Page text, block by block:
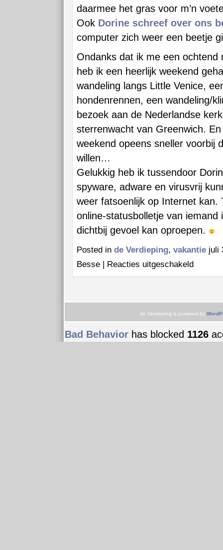
daarmee het gras voor m’n
Ook Dorine schreef over ons
computer zich weer een beetje
Ondanks dat ik me een ochtend
heb ik een heerlijk weekend
wandeling langs Little Venice,
hondenrennen, een wandeling/
bezoek aan de Nederlandse
sterrenwacht van Greenwich. En
weekend opeens sneller voorbij
willen…
Gelukkig heb ik tussendoor
spyware, adware en virusvrij
weer fatsoenlijk op Internet kan.
online-statusbolletje van iemand
dichtbij gevoel kan oproepen.
Posted in de Verdieping, vakantie juli
Besse | Reacties uitgeschakeldvoor
London
de Verdieping is powered by
Bad Behavior has blocked 1126